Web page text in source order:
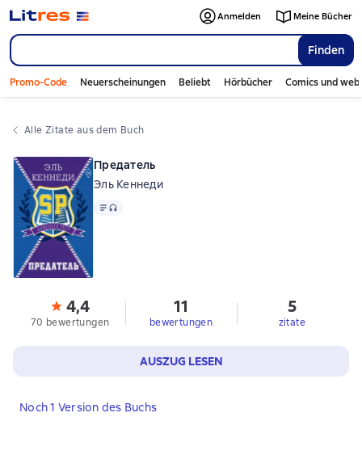
Finden
Anmelden Meine Bücher
Promo-Code Neuerscheinungen Beliebt Hörbücher Comics und
Alle Zitate aus dem Buch
Предатель
Эль Кеннеди
Text, Audioformat verfügbar
4,4
70 bewertungen
11
bewertungen
5
zitate
AUSZUG LESEN
Noch 1 Version des Buchs